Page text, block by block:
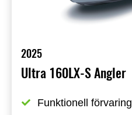
2025
Ultra 160LX-S Angler
Funktionell förvaring